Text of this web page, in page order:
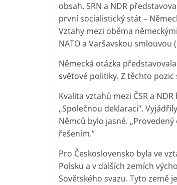
obsah. SRN a NDR
první socialistický stát –
Vztahy mezi oběma
NATO a Varšavskou smlouvou
Německá otázka
světové politiky. Z těchto
Kvalita vztahů mezi ČSR a
„Společnou deklaraci“.
Němců bylo jasné.
řešením.“
Pro Československo byla ve
Polsku a v dalších zemích
Sovětského svazu. Tyto země